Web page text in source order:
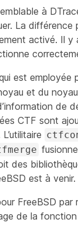
à
La différence
activé. Il
est employée
et du
de
CTF sont
L’utilitaire
des
est à venir.
FreeBSD
de la fonction